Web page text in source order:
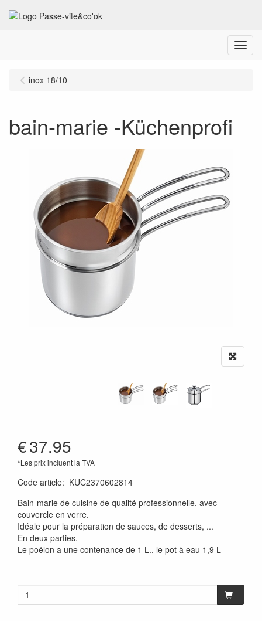
Menu
inox 18/10
bain-marie -Küchenprofi
€37.95
*Les prix incluent la TVA
Code article: KUC2370602814
Bain-marie de cuisine de qualité professionnelle, avec
couvercle en verre.
Idéale pour la préparation de sauces, de desserts, ...
En deux parties.
Le poëlon a une contenance de 1 L., le pot à eau 1,9 L